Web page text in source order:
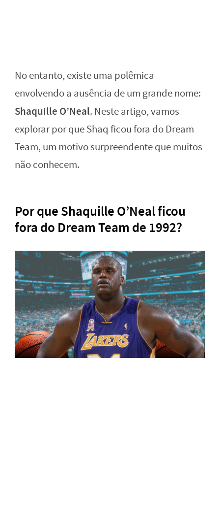
No entanto, existe uma polêmica
envolvendo a ausência de um grande nome:
Shaquille O’Neal. Neste artigo, vamos
explorar por que Shaq ficou fora do Dream
Team, um motivo surpreendente que muitos
não conhecem.
Por que Shaquille O’Neal ficou
fora do Dream Team de 1992?